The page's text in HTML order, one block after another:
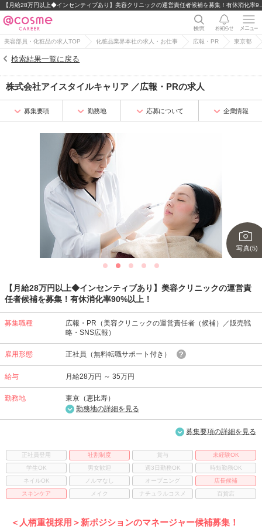
美容部員・化粧品の求人TOP 化粧品業界本社の求人・お仕事 広報・PR 東京都
検索結果一覧に戻る
株式会社アイスタイルキャリア ／広報・PRの求人
募集要項 勤務地 応募について 企業情報
写真(5)
【月給28万円以上◆インセンティブあり】美容クリニックの運営責
任者候補を募集！有休消化率90%以上！
募集職種
広報・PR（美容クリニックの運営責任者（候補）／販売戦
略・SNS広報）
雇用形態 正社員（無料転職サポート付き）
給与 月給28万円 ～ 35万円
勤務地
東京（恵比寿）
勤務地の詳細を見る
募集要項の詳細を見る
正社員登用 社割制度 賞与
未経験OK
学生OK
男女歓迎 週3日勤務OK
時短勤務OK
ネイルOK
ノルマなし オープニング
店長候補
スキンケア
メイク ナチュラルコスメ 百貨店
＜人柄重視採用＞新ポジションのマネージャー候補募集！